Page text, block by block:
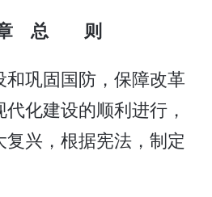
章 总 则
巩固国防，保障改革
化建设的顺利进行，
兴，根据宪法，制定